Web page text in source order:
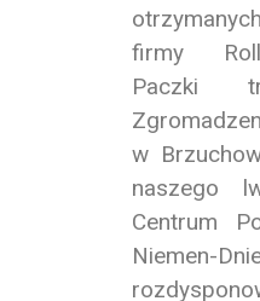
firmy
Paczki
w
naszego
Centrum